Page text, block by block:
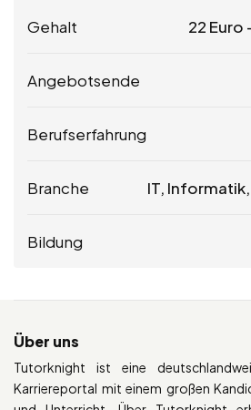
Gehalt 22 Euro
Angebotsende
Berufserfahrung
Branche IT,
Bildung
Über uns
Tutorknight ist eine
Karriereportal mit einem großen